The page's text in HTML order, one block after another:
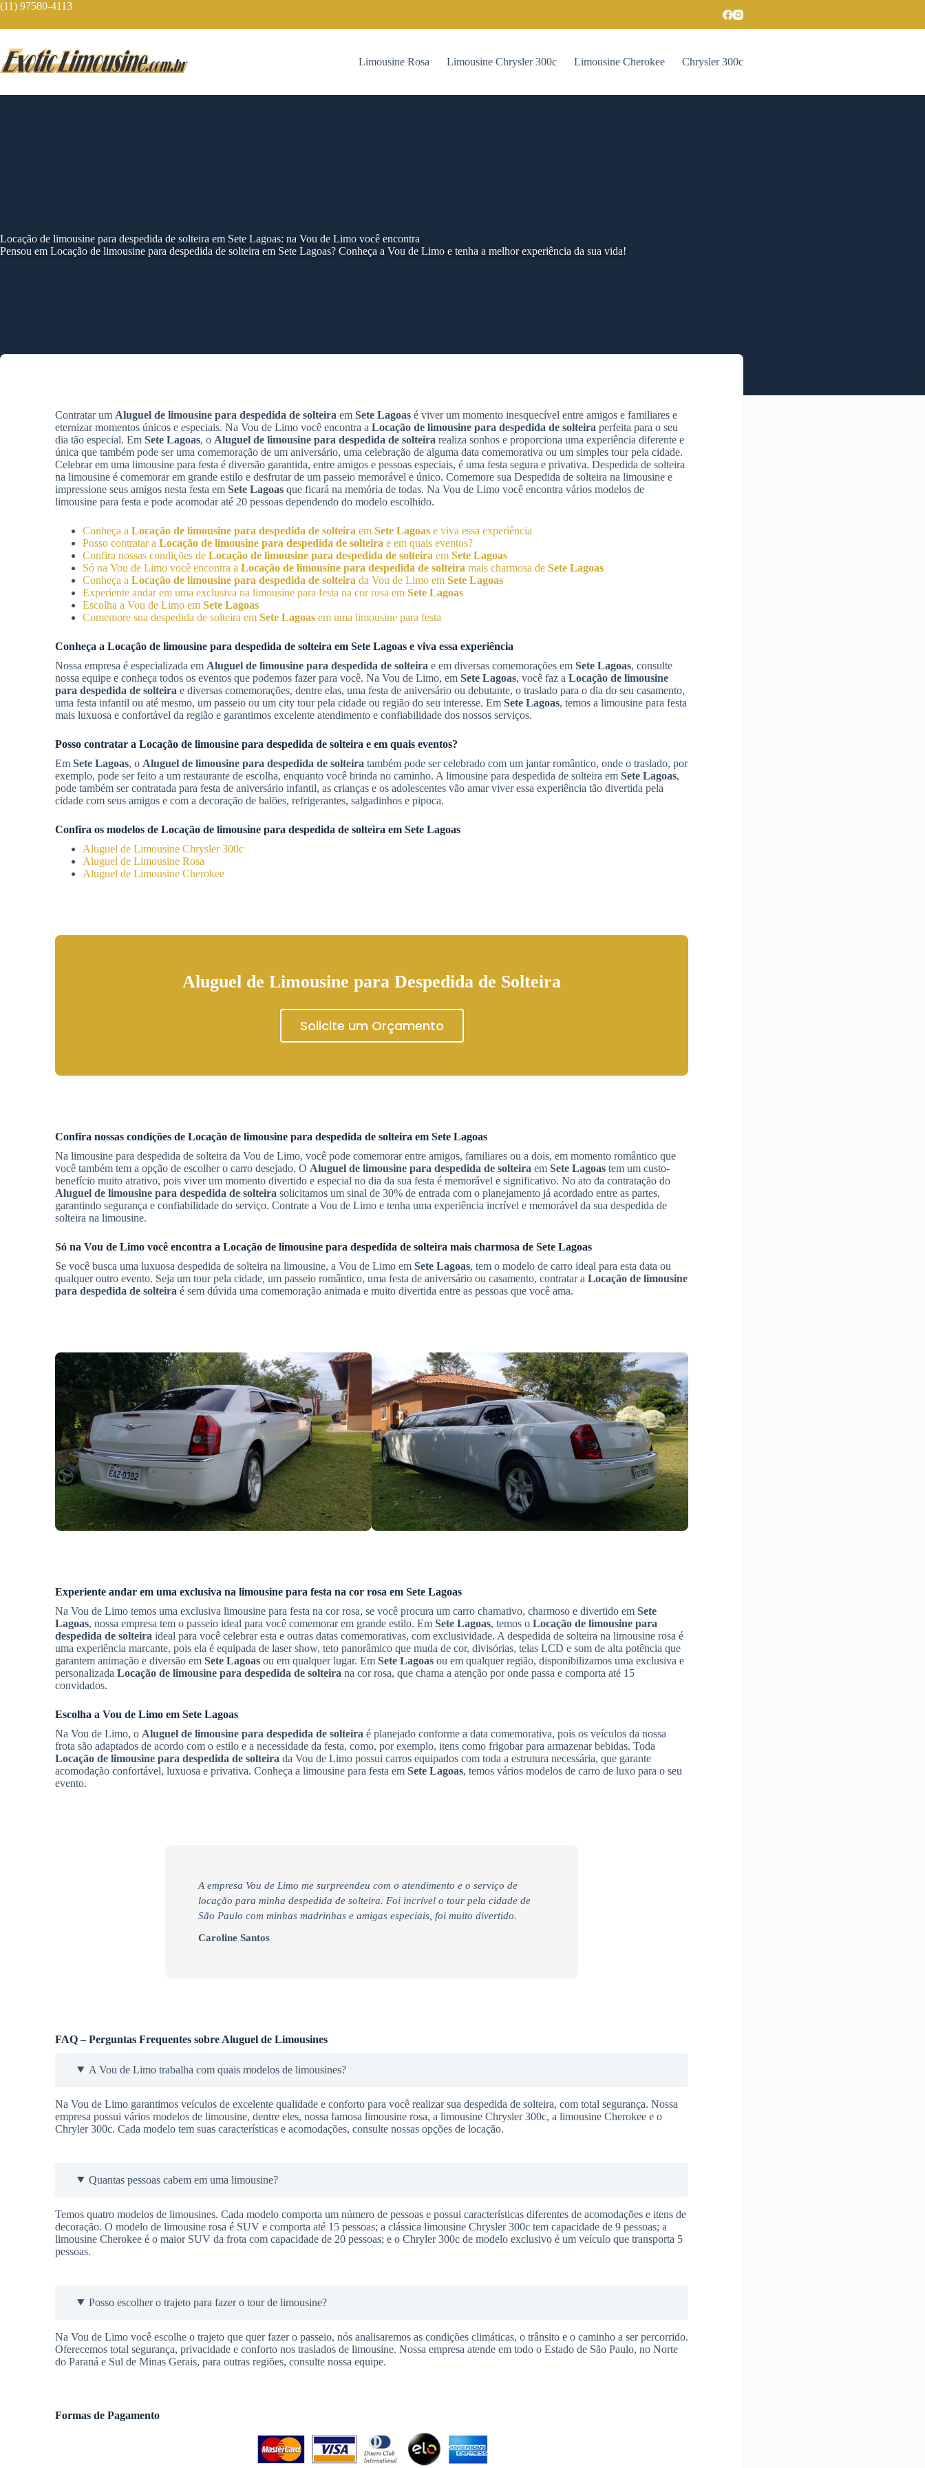
Skip
content
(11) 97580-4113
Limousine Rosa Limousine Chrysler 300c Limousine Cherokee Chrysler 300c
Locação de limousine para despedida de solteira em Sete Lagoas: na Vou de Limo você encontra
Pensou em Locação de limousine para despedida de solteira em Sete Lagoas? Conheça a Vou de Limo e tenha a melhor experiência da sua vida!
Contratar um Aluguel de limousine para despedida de solteira em Sete Lagoas é viver um momento inesquecível entre amigos e familiares e
eternizar momentos únicos e especiais. Na Vou de Limo você encontra a Locação de limousine para despedida de solteira perfeita para o seu
dia tão especial. Em Sete Lagoas, o Aluguel de limousine para despedida de solteira realiza sonhos e proporciona uma experiência diferente e
única que também pode ser uma comemoração de um aniversário, uma celebração de alguma data comemorativa ou um simples tour pela cidade.
Celebrar em uma limousine para festa é diversão garantida, entre amigos e pessoas especiais, é uma festa segura e privativa. Despedida de solteira
na limousine é comemorar em grande estilo e desfrutar de um passeio memorável e único. Comemore sua Despedida de solteira na limousine e
impressione seus amigos nesta festa em Sete Lagoas que ficará na memória de todas. Na Vou de Limo você encontra vários modelos de
limousine para festa e pode acomodar até 20 pessoas dependendo do modelo escolhido.
Conheça a Locação de limousine para despedida de solteira em Sete Lagoas e viva essa experiência
Posso contratar a Locação de limousine para despedida de solteira e em quais eventos?
Confira nossas condições de Locação de limousine para despedida de solteira em Sete Lagoas
Só na Vou de Limo você encontra a Locação de limousine para despedida de solteira mais charmosa de Sete Lagoas
Conheça a Locação de limousine para despedida de solteira da Vou de Limo em Sete Lagoas
Experiente andar em uma exclusiva na limousine para festa na cor rosa em Sete Lagoas
Escolha a Vou de Limo em Sete Lagoas
Comemore sua despedida de solteira em Sete Lagoas em uma limousine para festa
Conheça a Locação de limousine para despedida de solteira em Sete Lagoas e viva essa experiência
Nossa empresa é especializada em Aluguel de limousine para despedida de solteira e em diversas comemorações em Sete Lagoas, consulte
nossa equipe e conheça todos os eventos que podemos fazer para você. Na Vou de Limo, em Sete Lagoas, você faz a Locação de limousine
para despedida de solteira e diversas comemorações, dentre elas, uma festa de aniversário ou debutante, o traslado para o dia do seu casamento,
uma festa infantil ou até mesmo, um passeio ou um city tour pela cidade ou região do seu interesse. Em Sete Lagoas, temos a limousine para festa
mais luxuosa e confortável da região e garantimos excelente atendimento e confiabilidade dos nossos serviços.
Posso contratar a Locação de limousine para despedida de solteira e em quais eventos?
Em Sete Lagoas, o Aluguel de limousine para despedida de solteira também pode ser celebrado com um jantar romântico, onde o traslado, por
exemplo, pode ser feito a um restaurante de escolha, enquanto você brinda no caminho. A limousine para despedida de solteira em Sete Lagoas,
pode também ser contratada para festa de aniversário infantil, as crianças e os adolescentes vão amar viver essa experiência tão divertida pela
cidade com seus amigos e com a decoração de balões, refrigerantes, salgadinhos e pipoca.
Confira os modelos de Locação de limousine para despedida de solteira em Sete Lagoas
Aluguel de Limousine Chrysler 300c
Aluguel de Limousine Rosa
Aluguel de Limousine Cherokee
Aluguel de Limousine para Despedida de Solteira
Solicite um Orçamento
Confira nossas condições de Locação de limousine para despedida de solteira em Sete Lagoas
Na limousine para despedida de solteira da Vou de Limo, você pode comemorar entre amigos, familiares ou a dois, em momento romântico que
você também tem a opção de escolher o carro desejado. O Aluguel de limousine para despedida de solteira em Sete Lagoas tem um custo-
benefício muito atrativo, pois viver um momento divertido e especial no dia da sua festa é memorável e significativo. No ato da contratação do
Aluguel de limousine para despedida de solteira solicitamos um sinal de 30% de entrada com o planejamento já acordado entre as partes,
garantindo segurança e confiabilidade do serviço. Contrate a Vou de Limo e tenha uma experiência incrível e memorável da sua despedida de
solteira na limousine.
Só na Vou de Limo você encontra a Locação de limousine para despedida de solteira mais charmosa de Sete Lagoas
Se você busca uma luxuosa despedida de solteira na limousine, a Vou de Limo em Sete Lagoas, tem o modelo de carro ideal para esta data ou
qualquer outro evento. Seja um tour pela cidade, um passeio romântico, uma festa de aniversário ou casamento, contratar a Locação de limousine
para despedida de solteira é sem dúvida uma comemoração animada e muito divertida entre as pessoas que você ama.
Experiente andar em uma exclusiva na limousine para festa na cor rosa em Sete Lagoas
Na Vou de Limo temos uma exclusiva limousine para festa na cor rosa, se você procura um carro chamativo, charmoso e divertido em Sete
Lagoas, nossa empresa tem o passeio ideal para você comemorar em grande estilo. Em Sete Lagoas, temos o Locação de limousine para
despedida de solteira ideal para você celebrar esta e outras datas comemorativas, com exclusividade. A despedida de solteira na limousine rosa é
uma experiência marcante, pois ela é equipada de laser show, teto panorâmico que muda de cor, divisórias, telas LCD e som de alta potência que
garantem animação e diversão em Sete Lagoas ou em qualquer lugar. Em Sete Lagoas ou em qualquer região, disponibilizamos uma exclusiva e
personalizada Locação de limousine para despedida de solteira na cor rosa, que chama a atenção por onde passa e comporta até 15
convidados.
Escolha a Vou de Limo em Sete Lagoas
Na Vou de Limo, o Aluguel de limousine para despedida de solteira é planejado conforme a data comemorativa, pois os veículos da nossa
frota são adaptados de acordo com o estilo e a necessidade da festa, como, por exemplo, itens como frigobar para armazenar bebidas. Toda
Locação de limousine para despedida de solteira da Vou de Limo possui carros equipados com toda a estrutura necessária, que garante
acomodação confortável, luxuosa e privativa. Conheça a limousine para festa em Sete Lagoas, temos vários modelos de carro de luxo para o seu
evento.
A empresa Vou de Limo me surpreendeu com o atendimento e o serviço de
locação para minha despedida de solteira. Foi incrível o tour pela cidade de
São Paulo com minhas madrinhas e amigas especiais, foi muito divertido.
Caroline Santos
FAQ – Perguntas Frequentes sobre Aluguel de Limousines
A Vou de Limo trabalha com quais modelos de limousines?
Na Vou de Limo garantimos veículos de excelente qualidade e conforto para você realizar sua despedida de solteira, com total segurança. Nossa
empresa possui vários modelos de limousine, dentre eles, nossa famosa limousine rosa, a limousine Chrysler 300c, a limousine Cherokee e o
Chryler 300c. Cada modelo tem suas características e acomodações, consulte nossas opções de locação.
Quantas pessoas cabem em uma limousine?
Temos quatro modelos de limousines. Cada modelo comporta um número de pessoas e possui características diferentes de acomodações e itens de
decoração. O modelo de limousine rosa é SUV e comporta até 15 pessoas; a clássica limousine Chrysler 300c tem capacidade de 9 pessoas; a
limousine Cherokee é o maior SUV da frota com capacidade de 20 pessoas; e o Chryler 300c de modelo exclusivo é um veículo que transporta 5
pessoas.
Posso escolher o trajeto para fazer o tour de limousine?
Na Vou de Limo você escolhe o trajeto que quer fazer o passeio, nós analisaremos as condições climáticas, o trânsito e o caminho a ser percorrido.
Oferecemos total segurança, privacidade e conforto nos traslados de limousine. Nossa empresa atende em todo o Estado de São Paulo, no Norte
do Paraná e Sul de Minas Gerais, para outras regiões, consulte nossa equipe.
Formas de Pagamento